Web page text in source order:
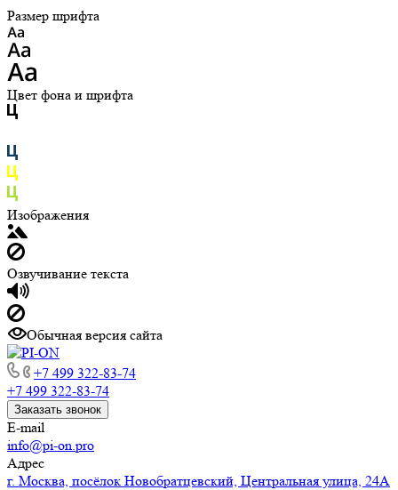
Размер шрифта
Цвет фона и шрифта
Изображения
Озвучивание текста
Обычная версия сайта
+7 499 322-83-74
+7 499 322-83-74
Заказать звонок
E-mail
info@pi-on.pro
Адрес
г. Москва, посёлок Новобратцевский, Центральная улица, 24А